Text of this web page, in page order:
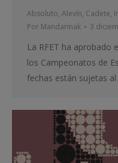
Absoluto, Alevín, Cadete,
Por Mandarinak 3
La RFET ha aprobado
los Campeonatos de
fechas están sujetas